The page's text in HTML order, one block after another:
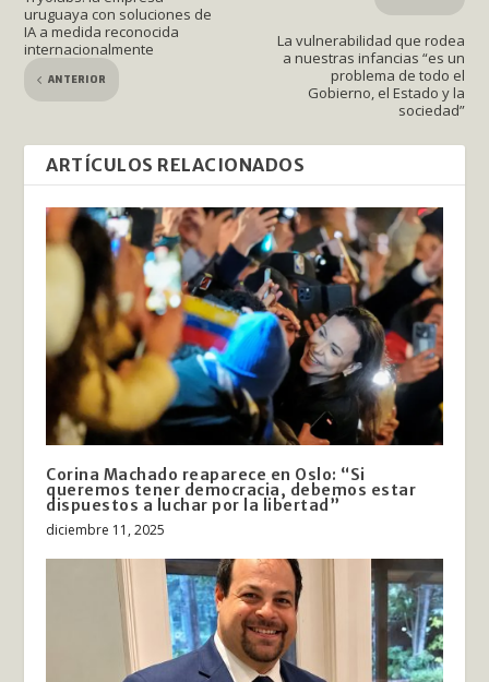
uruguaya con soluciones de
IA a medida reconocida
internacionalmente
ANTERIOR
La vulnerabilidad que rodea
a nuestras infancias “es un
problema de todo el
Gobierno, el Estado y la
sociedad”
ARTÍCULOS RELACIONADOS
Corina Machado reaparece en Oslo: “Si
queremos tener democracia, debemos estar
dispuestos a luchar por la libertad”
diciembre 11, 2025